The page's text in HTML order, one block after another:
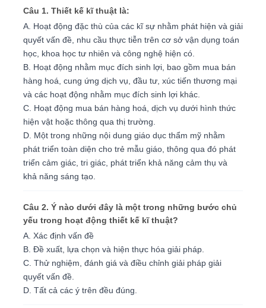
Câu 1. Thiết kế kĩ thuật là:
A. Hoạt động đặc thù của các kĩ sự nhằm phát hiện và giải
quyết vấn đề, nhu cầu thực tiễn trên cơ sở vận dụng toán
học, khoa học tư nhiên và công nghệ hiện có.
B. Hoạt động nhằm mục đích sinh lợi, bao gồm mua bán
hàng hoá, cung ứng dịch vụ, đầu tư, xúc tiến thương mại
và các hoạt động nhằm mục đích sinh lợi khác.
C. Hoạt động mua bán hàng hoá, dịch vụ dưới hình thức
hiện vật hoặc thông qua thị trường.
D. Một trong những nội dung giáo dục thẩm mỹ nhằm
phát triển toàn diện cho trẻ mẫu giáo, thông qua đó phát
triển cảm giác, tri giác, phát triển khả năng cảm thụ và
khả năng sáng tạo.
Câu 2. Ý nào dưới đây là một trong những bước chủ
yếu trong hoạt động thiết kế kĩ thuật?
A. Xác định vấn đề
B. Đề xuất, lựa chọn và hiện thực hóa giải pháp.
C. Thử nghiệm, đánh giá và điều chỉnh giải pháp giải
quyết vấn đề.
D. Tất cả các ý trên đều đúng.